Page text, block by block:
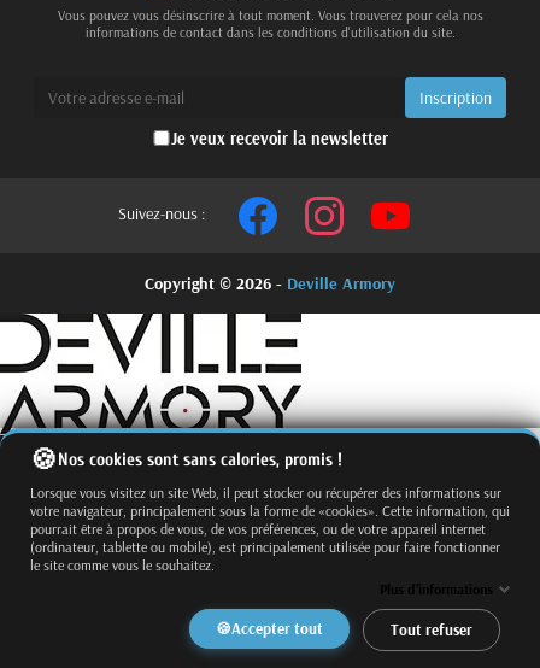
Vous pouvez vous désinscrire à tout moment. Vous trouverez pour cela nos
informations de contact dans les conditions d'utilisation du site.
Je veux recevoir la newsletter
Suivez-nous :
Copyright © 2026 - Deville Armory
Fermer
Nos cookies sont sans calories, promis !
Lorsque vous visitez un site Web, il peut stocker ou récupérer des informations sur
votre navigateur, principalement sous la forme de «cookies». Cette information, qui
pourrait être à propos de vous, de vos préférences, ou de votre appareil internet
(ordinateur, tablette ou mobile), est principalement utilisée pour faire fonctionner
le site comme vous le souhaitez.
Plus d'informations
Accepter tout Tout refuser